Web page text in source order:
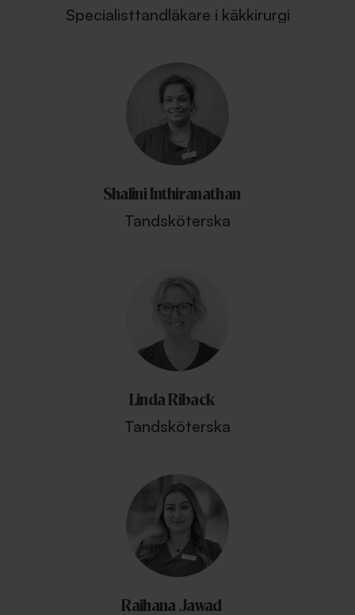
Specialisttandläkare i käkkirurgi
Shalini Inthiranathan
Tandsköterska
Linda Riback
Tandsköterska
Raihana Jawad